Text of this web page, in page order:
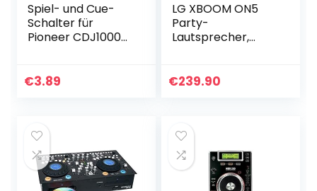
Spiel- und Cue-
Schalter für
Pioneer CDJ1000
Stück
€3.89
LG XBOOM ON5
Party-
Lautsprecher,
(Bluetooth, DJ-
€239.90